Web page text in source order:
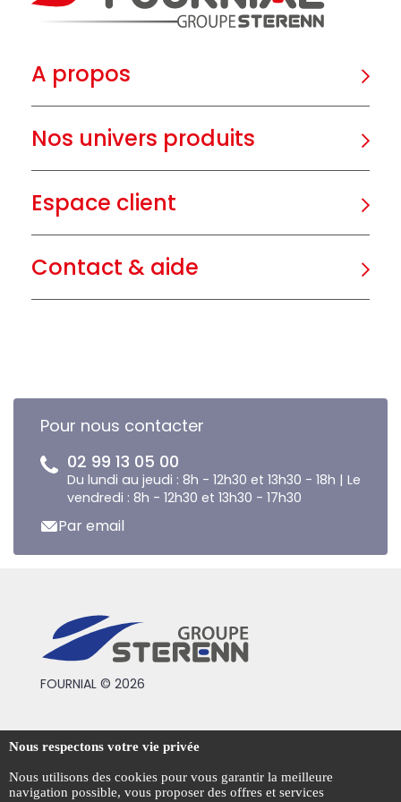
A propos
Nos univers produits
Espace client
Contact & aide
Pour nous contacter
02 99 13 05 00
Du lundi au jeudi : 8h - 12h30 et 13h30 - 18h | Le
vendredi : 8h - 12h30 et 13h30 - 17h30
Par email
FOURNIAL © 2026
Conditions générales de vente
Mentions légales
Nous respectons votre vie privée
Nous utilisons des cookies pour vous garantir la meilleure
navigation possible, vous proposer des offres et services